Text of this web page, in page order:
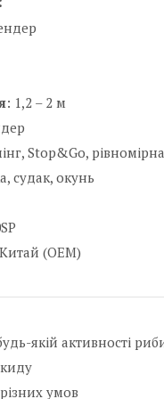
: 1,2 – 2 м
Stop&Go, рівномірна
судак, окунь
(OEM)
якій активності
умов